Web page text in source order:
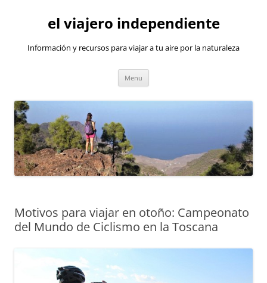
el viajero independiente
Información y recursos para viajar a tu aire por la naturaleza
Menu
Motivos para viajar en otoño: Campeonato
del Mundo de Ciclismo en la Toscana